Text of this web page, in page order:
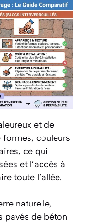
et de
couleurs
ce qui
et l’accès à
toute l’allée.
naturelle,
pavés de béton